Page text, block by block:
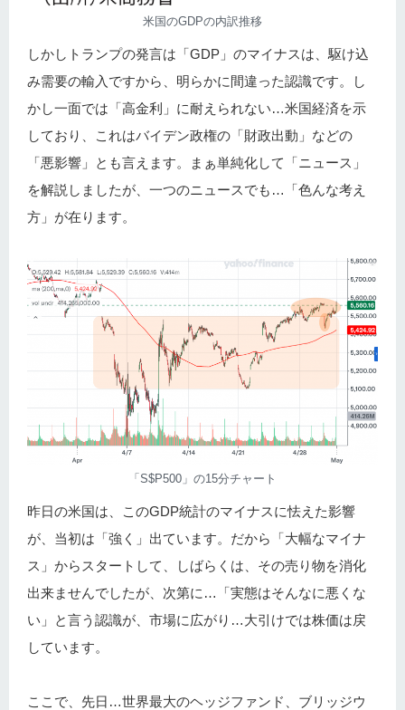
米国のGDPの内訳推移
しかしトランプの発言は「GDP」のマイナスは、駆け込
み需要の輸入ですから、明らかに間違った認識です。し
かし一面では「高金利」に耐えられない…米国経済を示
しており、これはバイデン政権の「財政出動」などの
「悪影響」とも言えます。まぁ単純化して「ニュース」
を解説しましたが、一つのニュースでも…「色んな考え
方」が在ります。
「S$P500」の15分チャート
昨日の米国は、このGDP統計のマイナスに怯えた影響
が、当初は「強く」出ています。だから「大幅なマイナ
ス」からスタートして、しばらくは、その売り物を消化
出来ませんでしたが、次第に…「実態はそんなに悪くな
い」と言う認識が、市場に広がり…大引けでは株価は戻
しています。
ここで、先日…世界最大のヘッジファンド、ブリッジウ